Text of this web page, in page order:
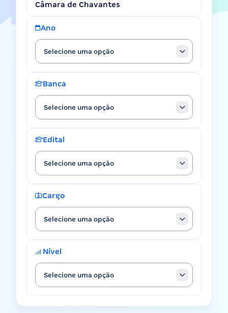
Câmara de Chavantes
Ano
Selecione uma opção
Banca
Selecione uma opção
Edital
Selecione uma opção
Cargo
Selecione uma opção
Nível
Selecione uma opção